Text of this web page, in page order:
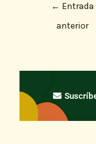
← Entrada
anterior